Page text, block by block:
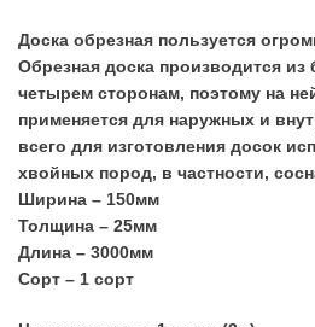
Доска обрезная пользуется
Обрезная доска производится
четырем сторонам, поэтому на
применяется для наружных и
всего для изготовления досок
хвойных пород, в частности,
Ширина – 150мм
Толщина – 25мм
Длина – 3000мм
Сорт – 1 сорт